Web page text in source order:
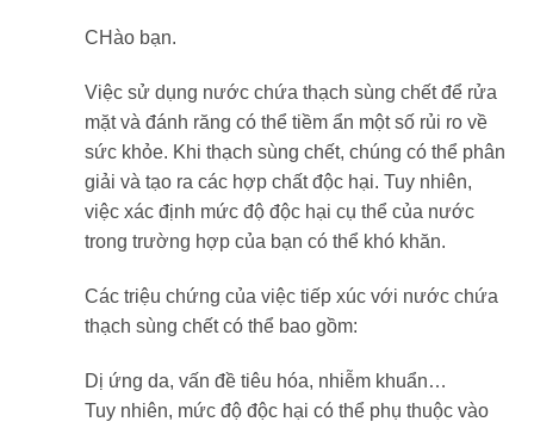
CHào bạn.
Việc sử dụng nước chứa thạch sùng chết để rửa
mặt và đánh răng có thể tiềm ẩn một số rủi ro về
sức khỏe. Khi thạch sùng chết, chúng có thể phân
giải và tạo ra các hợp chất độc hại. Tuy nhiên,
việc xác định mức độ độc hại cụ thể của nước
trong trường hợp của bạn có thể khó khăn.
Các triệu chứng của việc tiếp xúc với nước chứa
thạch sùng chết có thể bao gồm:
Dị ứng da, vấn đề tiêu hóa, nhiễm khuẩn…
Tuy nhiên, mức độ độc hại có thể phụ thuộc vào